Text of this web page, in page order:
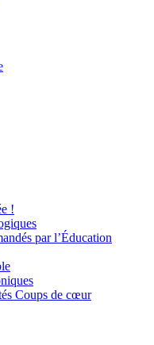
!
par l’Éducation
Coups de cœur